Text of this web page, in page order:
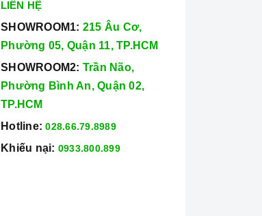
LIÊN HỆ
SHOWROOM1: 215 Âu Cơ,
Phường 05, Quận 11, TP.HCM
SHOWROOM2: Trần Não,
Phường Bình An, Quận 02,
TP.HCM
Hotline: 028.66.79.8989
Khiếu nại: 0933.800.899